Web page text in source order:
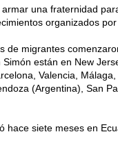
una fraternidad
organizados
de migrantes
están en New
Valencia,
(Argentina), San
hace siete meses en